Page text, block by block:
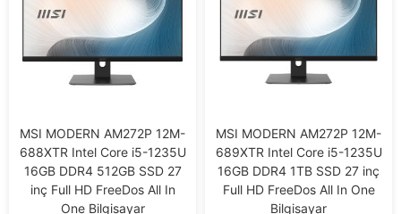
MSI MODERN AM272P 12M-
688XTR Intel Core i5-1235U
16GB DDR4 512GB SSD 27
inç Full HD FreeDos All In
One Bilgisayar
MSI MODERN AM272P 12M-
689XTR Intel Core i5-1235U
16GB DDR4 1TB SSD 27 inç
Full HD FreeDos All In One
Bilgisayar